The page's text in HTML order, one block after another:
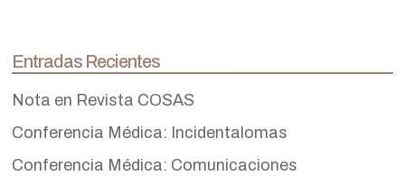
Entradas Recientes
Nota en Revista COSAS
Conferencia Médica: Incidentalomas
Conferencia Médica: Comunicaciones